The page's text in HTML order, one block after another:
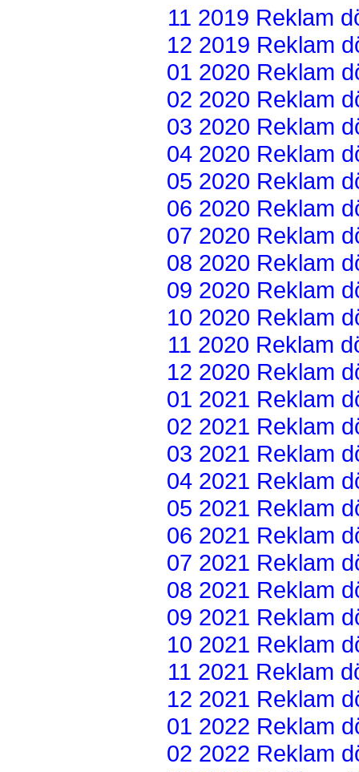
11 2019 Reklam
12 2019 Reklam
01 2020 Reklam
02 2020 Reklam
03 2020 Reklam
04 2020 Reklam
05 2020 Reklam
06 2020 Reklam
07 2020 Reklam
08 2020 Reklam
09 2020 Reklam
10 2020 Reklam
11 2020 Reklam
12 2020 Reklam
01 2021 Reklam
02 2021 Reklam
03 2021 Reklam
04 2021 Reklam
05 2021 Reklam
06 2021 Reklam
07 2021 Reklam
08 2021 Reklam
09 2021 Reklam
10 2021 Reklam
11 2021 Reklam
12 2021 Reklam
01 2022 Reklam
02 2022 Reklam